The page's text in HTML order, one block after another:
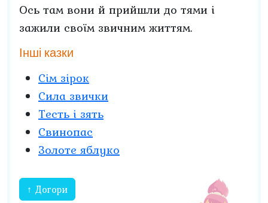
Ось там вони й прийшли до тями і
зажили своїм звичним життям.
Інші казки
Сім зірок
Сила звички
Тесть і зять
Свинопас
Золоте яблуко
↑ Догори